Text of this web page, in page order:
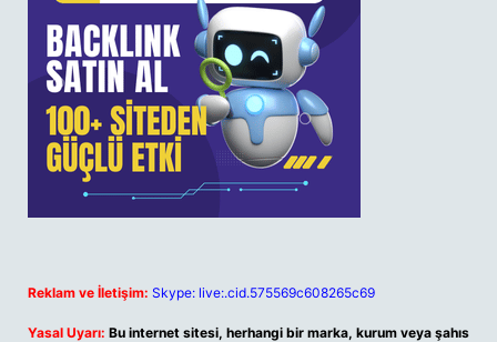
Reklam ve İletişim: Skype: live:.cid.575569c608265c69
Yasal Uyarı: Bu internet sitesi, herhangi bir marka, kurum veya şahıs